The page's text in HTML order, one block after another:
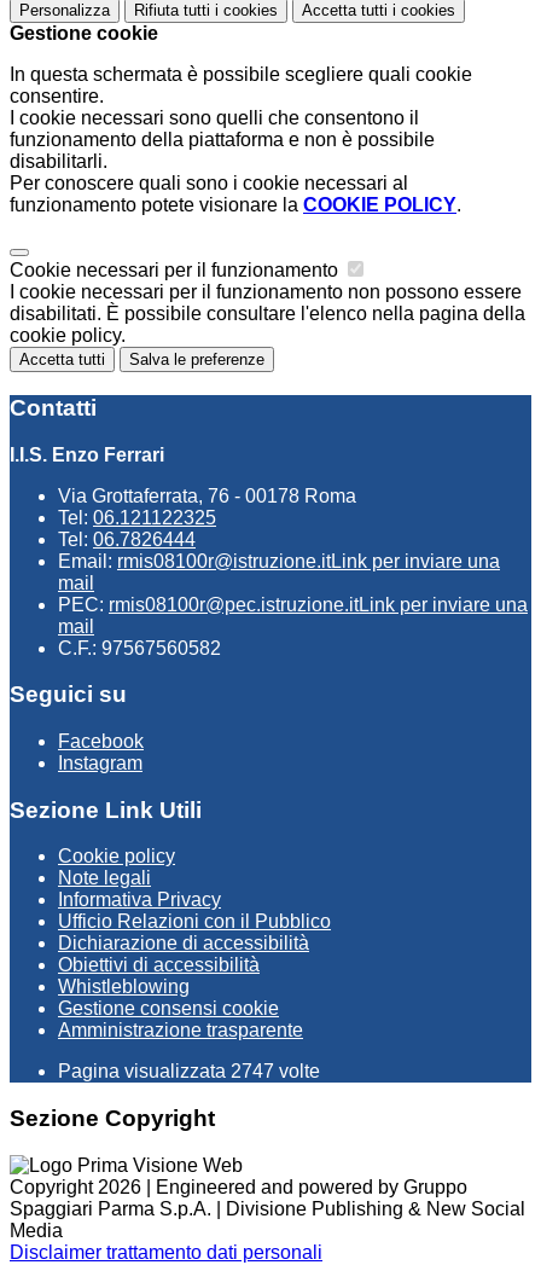
Personalizza Rifiuta tutti i cookies Accetta tutti i cookies
Gestione cookie
In questa schermata è possibile scegliere quali cookie
consentire.
I cookie necessari sono quelli che consentono il
funzionamento della piattaforma e non è possibile
disabilitarli.
Per conoscere quali sono i cookie necessari al
funzionamento potete visionare la COOKIE POLICY.
Cookie necessari per il funzionamento
I cookie necessari per il funzionamento non possono essere
disabilitati. È possibile consultare l'elenco nella pagina della
cookie policy.
Accetta tutti Salva le preferenze
Contatti
I.I.S. Enzo Ferrari
Via Grottaferrata, 76 - 00178 Roma
Tel: 06.121122325
Tel: 06.7826444
Email: rmis08100r@istruzione.itLink per inviare una
mail
PEC: rmis08100r@pec.istruzione.itLink per inviare una
mail
C.F.: 97567560582
Seguici su
Facebook
Instagram
Sezione Link Utili
Cookie policy
Note legali
Informativa Privacy
Ufficio Relazioni con il Pubblico
Dichiarazione di accessibilità
Obiettivi di accessibilità
Whistleblowing
Gestione consensi cookie
Amministrazione trasparente
Pagina visualizzata 2747 volte
Sezione Copyright
Copyright 2026 | Engineered and powered by Gruppo
Spaggiari Parma S.p.A. | Divisione Publishing & New Social
Media
Disclaimer trattamento dati personali